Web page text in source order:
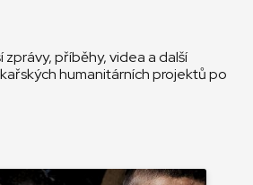
příběhy, videa a další
humanitárních projektů po